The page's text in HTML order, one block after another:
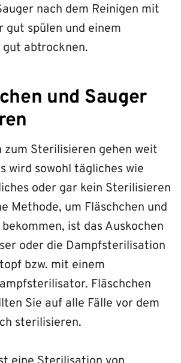
nach dem Reinigen mit
gut spülen und einem
gut abtrocknen.
und Sauger
zum Sterilisieren gehen weit
wird sowohl tägliches wie
oder gar kein Sterilisieren
Methode, um Fläschchen und
ist das Auskochen
oder die Dampfsterilisation
bzw. mit einem
Fläschchen
Sie auf alle Fälle vor dem
sterilisieren.